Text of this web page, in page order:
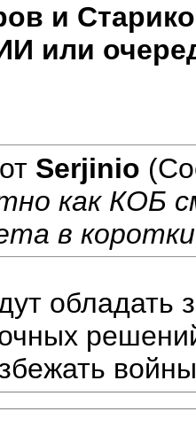
и
или
Serjinio
как КОБ
в